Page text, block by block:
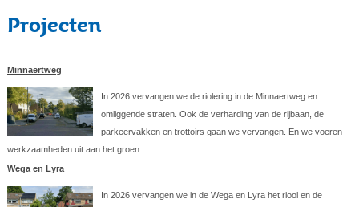
Projecten
Minnaertweg
In 2026 vervangen we de riolering in de Minnaertweg en
omliggende straten. Ook de verharding van de rijbaan, de
parkeervakken en trottoirs gaan we vervangen. En we voeren
werkzaamheden uit aan het groen.
Wega en Lyra
In 2026 vervangen we in de Wega en Lyra het riool en de